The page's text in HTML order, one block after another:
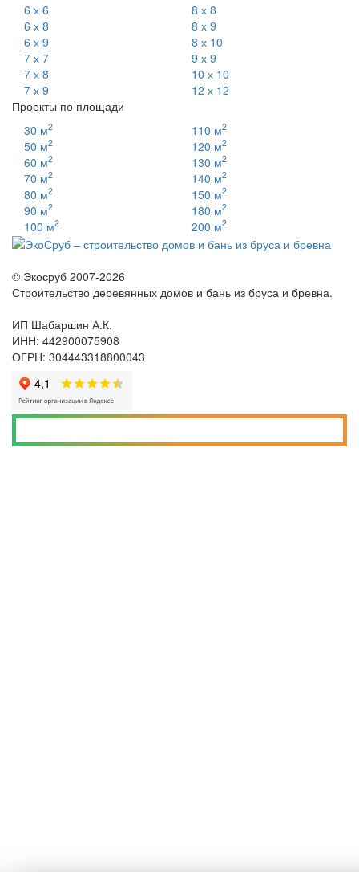
6 х 6
6 х 8
6 х 9
7 х 7
7 х 8
7 х 9
8 х 8
8 х 9
8 х 10
9 х 9
10 х 10
12 х 12
Проекты по площади
30 м2
50 м2
60 м2
70 м2
80 м2
90 м2
100 м2
110 м2
120 м2
130 м2
140 м2
150 м2
180 м2
200 м2
© Экосруб 2007-2026
Строительство деревянных домов и бань из бруса и бревна.
ИП Шабаршин А.К.
ИНН: 442900075908
ОГРН: 304443318800043